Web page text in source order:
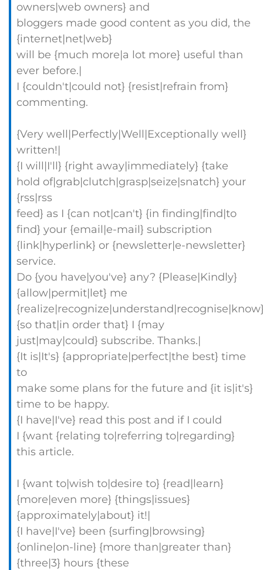
owners|web owners} and
bloggers made good content as you did, the
{internet|net|web}
will be {much more|a lot more} useful than
ever before.|
I {couldn't|could not} {resist|refrain from}
commenting.
{Very well|Perfectly|Well|Exceptionally well}
written!|
{I will|I'll} {right away|immediately} {take
hold of|grab|clutch|grasp|seize|snatch} your
{rss|rss
feed} as I {can not|can't} {in finding|find|to
find} your {email|e-mail} subscription
{link|hyperlink} or {newsletter|e-newsletter}
service.
Do {you have|you've} any? {Please|Kindly}
{allow|permit|let} me
{so that|in order that} I {may
just|may|could} subscribe. Thanks.|
{It is|It's} {appropriate|perfect|the best} time
to
make some plans for the future and {it is|it's}
time to be happy.
{I have|I've} read this post and if I could
I {want {relating to|referring to|regarding}
this article.
I {want to|wish to|desire to} {read|learn}
{more|even more} {things|issues}
{approximately|about} it!|
{I have|I've} been {surfing|browsing}
{online|on-line} {more than|greater than}
{three|3} hours {these